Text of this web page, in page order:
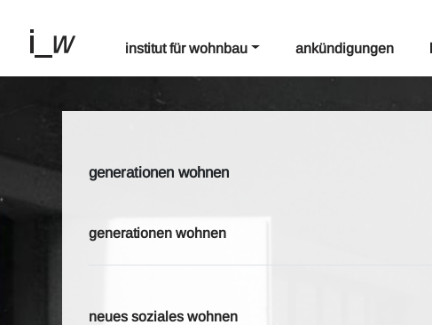
institut für wohnbau ankündigungen
generationen wohnen
generationen wohnen
neues soziales wohnen